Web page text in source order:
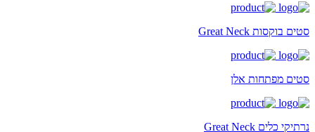
סטים בוקסות Great Neck
סטים מפתחות אלן
נרתיקי כלים Great Neck